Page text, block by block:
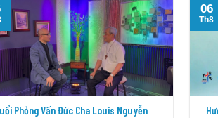
Phỏng Vấn Đức Cha Louis Nguyễn
06
Th8